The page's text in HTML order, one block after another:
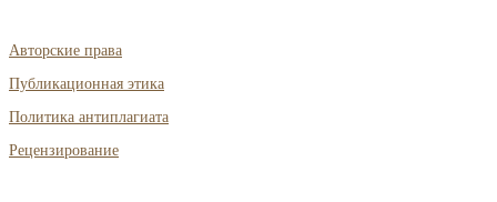
Авторские права
Публикационная этика
Политика антиплагиата
Рецензирование